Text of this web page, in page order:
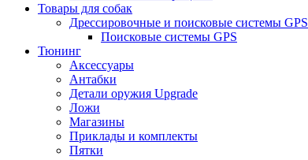
Товары для собак
Дрессировочные и поисковые системы GPS
Поисковые системы GPS
Тюнинг
Аксессуары
Антабки
Детали оружия Upgrade
Ложи
Магазины
Приклады и комплекты
Пятки